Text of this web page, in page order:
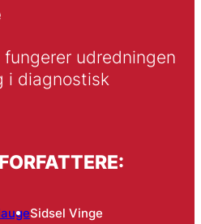
udredningen
i diagnostisk
Sidsel Vinge